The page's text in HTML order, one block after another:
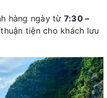
hàng ngày từ 7:30 –
tiện cho khách lưu